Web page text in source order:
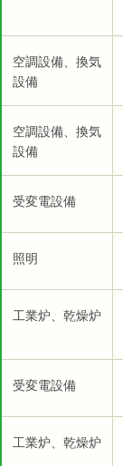
空調設備、換気
設備
空調設備、換気
設備
受変電設備
照明
工業炉、乾燥炉
受変電設備
工業炉、乾燥炉